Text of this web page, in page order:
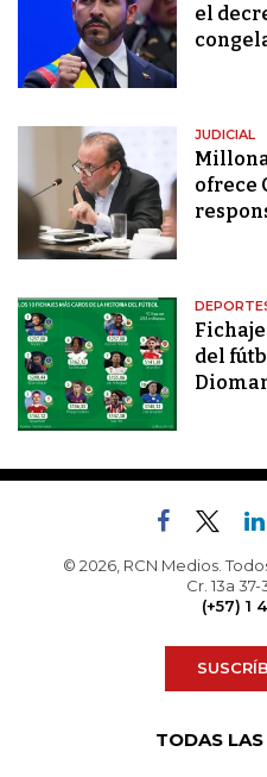
el
JUDICIAL
ofrece
del
© 2026, RCN Medios.
Cr. 13a
(+57) 1
TODAS